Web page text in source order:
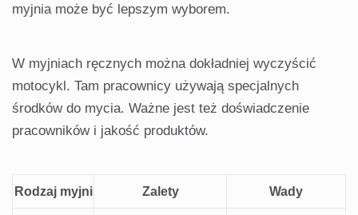
myjnia może być lepszym wyborem.
W myjniach ręcznych można dokładniej wyczyścić
motocykl. Tam pracownicy używają specjalnych
środków do mycia. Ważne jest też doświadczenie
pracowników i jakość produktów.
Rodzaj myjni Zalety Wady